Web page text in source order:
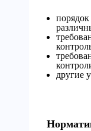
другие